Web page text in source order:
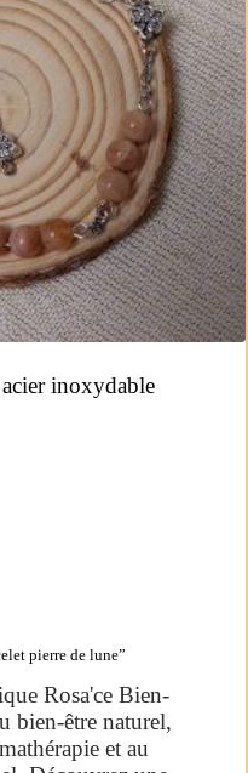
inoxydable
pierre de lune”
Rosa'ce Bien-
bien-être naturel,
et au